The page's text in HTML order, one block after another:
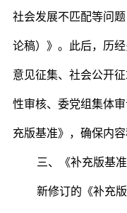
社会发展不匹配等问
论稿）》。此后，历
意见征集、社会公开
性审核、委党组集体
充版基准》，确保内容
三、《补充版基
新修订的《补充